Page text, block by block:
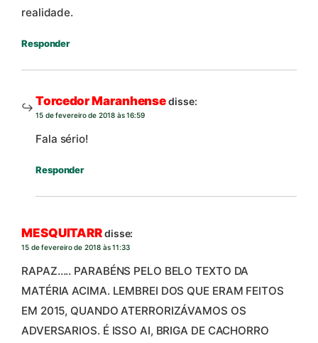
realidade.
Responder
Torcedor Maranhensedisse:
15 de fevereiro de 2018 às 16:59
Fala sério!
Responder
MESQUITARRdisse:
15 de fevereiro de 2018 às 11:33
RAPAZ….. PARABÉNS PELO BELO TEXTO DA
MATÉRIA ACIMA. LEMBREI DOS QUE ERAM FEITOS
EM 2015, QUANDO ATERRORIZÁVAMOS OS
ADVERSARIOS. É ISSO AI, BRIGA DE CACHORRO